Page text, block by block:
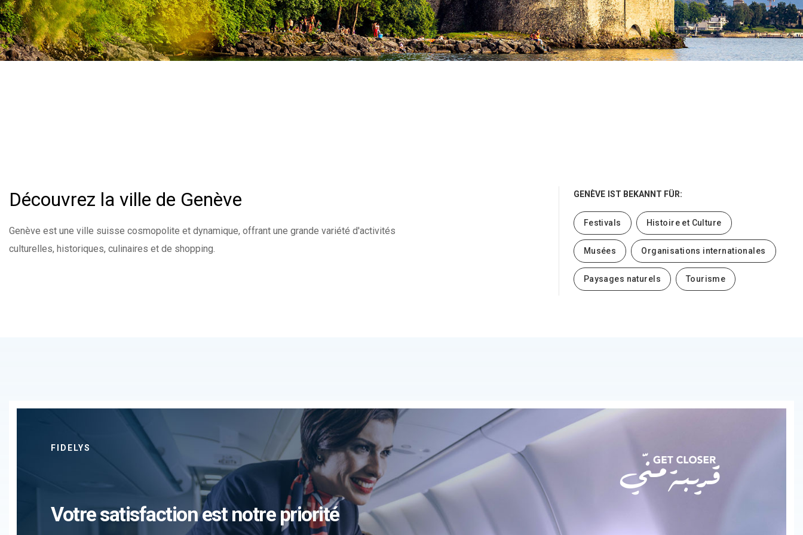
Découvrez la ville de Genève
Genève est une ville suisse cosmopolite et dynamique, offrant une grande variété d'activités
culturelles, historiques, culinaires et de shopping.
GENÈVE IST BEKANNT FÜR:
Festivals Histoire et Culture
Musées Organisations internationales
Paysages naturels Tourisme
FIDELYS
Votre satisfaction est notre priorité